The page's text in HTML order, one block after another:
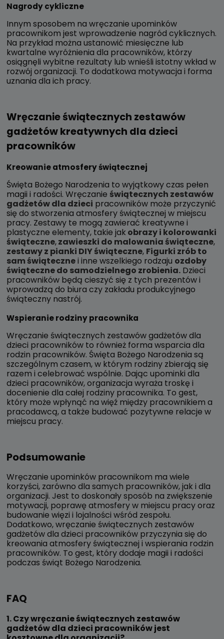
Nagrody cykliczne
Innym sposobem na wręczanie upominków
pracownikom jest wprowadzenie nagród cyklicznych.
Na przykład można ustanowić miesięczne lub
kwartalne wyróżnienia dla pracowników, którzy
osiągnęli wybitne rezultaty lub wnieśli istotny wkład w
rozwój organizacji. To dodatkowa motywacja i forma
uznania dla ich pracy.
Wręczanie świątecznych zestawów
gadżetów kreatywnych dla dzieci
pracowników
Kreowanie atmosfery świątecznej
Święta Bożego Narodzenia to wyjątkowy czas pełen
magii i radości. Wręczanie świątecznych zestawów
gadżetów dla dzieci pracowników może przyczynić
się do stworzenia atmosfery świątecznej w miejscu
pracy. Zestawy te mogą zawierać kreatywne i
plastyczne elementy, takie jak obrazy i kolorowanki
świąteczne,zawieszki do malowania świąteczne,
zestawy z pianki DIY świąteczne, Figurki zrób to
sam świątecznei inne wszelkiego rodzaju ozdoby
świąteczne do samodzielnego zrobienia. Dzieci
pracowników będą cieszyć się z tych prezentów i
wprowadzą do biura czy zakładu produkcyjnego
świąteczny nastrój.
Wspieranie rodziny pracownika
Wręczanie świątecznych zestawów gadżetów dla
dzieci pracowników to również forma wsparcia dla
rodzin pracowników. Święta Bożego Narodzenia są
szczególnym czasem, w którym rodziny zbierają się
razem i celebrować wspólnie. Dając upominki dla
dzieci pracowników, organizacja wyraża troskę i
docenienie dla całej rodziny pracownika. To gest,
który może wpłynąć na więź między pracownikiem a
pracodawcą, a także budować pozytywne relacje w
miejscu pracy.
Podsumowanie
Wręczanie upominków pracownikom ma wiele
korzyści, zarówno dla samych pracowników, jak i dla
organizacji. Jest to doskonały sposób na zwiększenie
motywacji, poprawę atmosfery w miejscu pracy oraz
budowanie więzi i lojalności wśród zespołu.
Dodatkowo, wręczanie świątecznych zestawów
gadżetów dla dzieci pracowników przyczynia się do
kreowania atmosfery świątecznej i wspierania rodzin
pracowników. To gest, który dodaje magii i radości
podczas świąt Bożego Narodzenia.
FAQ
1. Czy wręczanie świątecznych zestawów
gadżetów dla dzieci pracowników jest